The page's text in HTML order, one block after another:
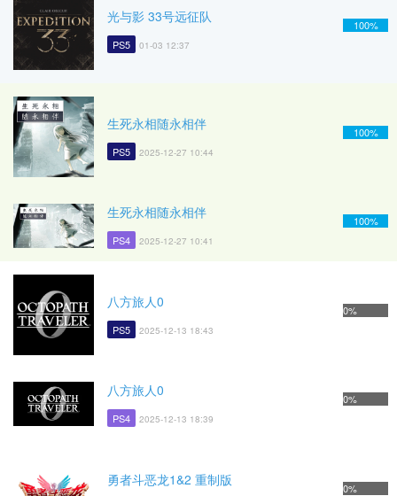
光与影 33号远征队
PS5 01-03 12:37
100%
生死永相随永相伴
PS5 2025-12-27 10:44
100%
生死永相随永相伴
PS4 2025-12-27 10:41
100%
八方旅人0
PS5 2025-12-13 18:43
0%
八方旅人0
PS4 2025-12-13 18:39
0%
勇者斗恶龙1&2 重制版 0%